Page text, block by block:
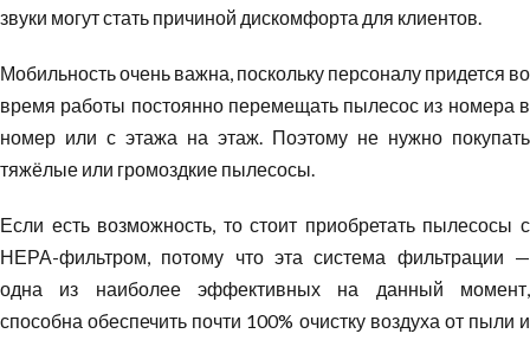
звуки могут стать причиной дискомфорта для клиентов.
Мобильность очень важна, поскольку персоналу придется во
время работы постоянно перемещать пылесос из номера в
номер или с этажа на этаж. Поэтому не нужно покупать
тяжёлые или громоздкие пылесосы.
Если есть возможность, то стоит приобретать пылесосы с
НЕРА-фильтром, потому что эта система фильтрации —
одна из наиболее эффективных на данный момент,
способна обеспечить почти 100% очистку воздуха от пыли и